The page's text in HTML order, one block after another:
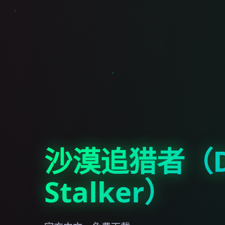
沙漠追猎者
Stalker）